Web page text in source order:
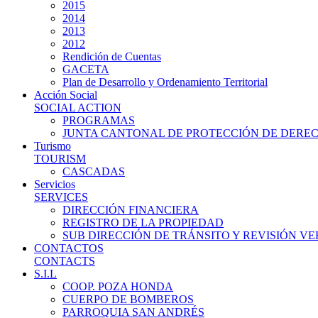
2015
2014
2013
2012
Rendición de Cuentas
GACETA
Plan de Desarrollo y Ordenamiento Territorial
Acción Social
SOCIAL ACTION
PROGRAMAS
JUNTA CANTONAL DE PROTECCIÓN DE
Turismo
TOURISM
CASCADAS
Servicios
SERVICES
DIRECCIÓN FINANCIERA
REGISTRO DE LA PROPIEDAD
SUB DIRECCIÓN DE TRÁNSITO Y REVISIÓN
CONTACTOS
CONTACTS
S.I.L
COOP. POZA HONDA
CUERPO DE BOMBEROS
PARROQUIA SAN ANDRÉS